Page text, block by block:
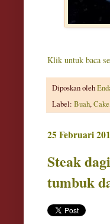
Klik untuk baca
Diposkan oleh
Label: Buah,Cake
25 Februari
Steak
tumbuk